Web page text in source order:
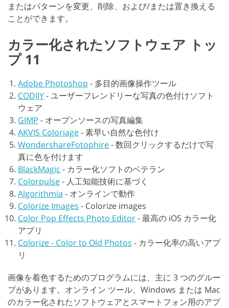
またはパターンを変更、削除、および/または置き換える
ことができます。
カラー化されたソフトウェア トッ
プ 11
Adobe Photoshop - 多目的画像操作ツール
CODIJY-ユーザーフレンドリーな写真の色付けソフト
ウェア
GIMP - オープンソースの写真編集
AKVIS Coloriage-素早い自然な色付け
WondershareFotophire-数回クリックするだけで写
真に色を付けます
BlackMagic - カラー化ソフトのベテラン
Colorpulse- 人工知能技術に基づく
Algorithmia - オンラインで動作
Colorize Images - Colorize images
Color Pop Effects Photo Editor-最高の iOS カラー化
アプリ
Colorize - Color to Old Photos - カラー化率の高いアプ
リ
画像を着色するためのプログラムには、主に 3 つのグルー
プがあります。オンライン ツール、Windows または Mac
のカラー化されたソフトウェアとスマートフォン用のアプ